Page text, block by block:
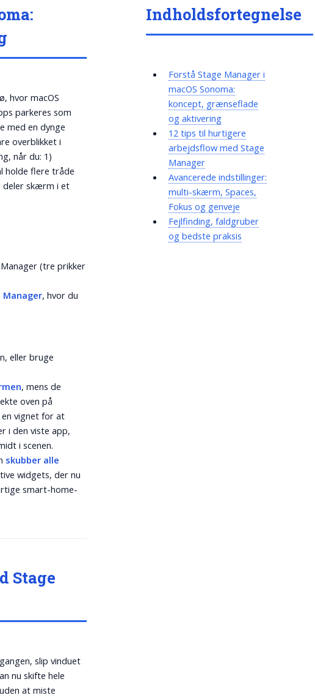
hvor macOS
parkeres som
med en dynge
overblikket i
når du: 1)
holde flere tråde
deler skærm i et
(tre prikker
Manager, hvor du
eller bruge
, mens de
oven på
en vignet for at
i den viste app,
i scenen.
skubber alle
widgets, der nu
smart-home-
Stage
slip vinduet
nu skifte hele
at miste
Indholdsfortegnelse
Forstå Stage Manager i
macOS Sonoma:
koncept, grænseflade
og aktivering
12 tips til hurtigere
arbejdsflow med Stage
Manager
Avancerede indstillinger:
multi-skærm, Spaces,
Fokus og genveje
Fejlfinding, faldgruber
og bedste praksis